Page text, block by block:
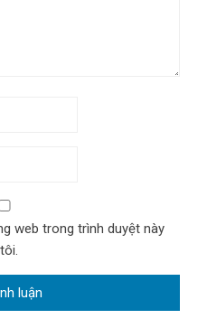
web trong trình duyệt này